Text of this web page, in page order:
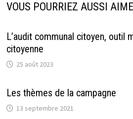
VOUS POURRIEZ AUSSI
L’audit communal citoyen, outil
citoyenne
25 août 2023
Les thèmes de la campagne
13 septembre 2021